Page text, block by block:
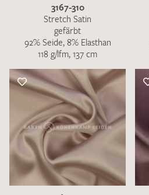
3167-310
Stretch Satin
gefärbt
92% Seide, 8% Elasthan
118 g/lfm, 137 cm